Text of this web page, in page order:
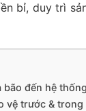
bỉ, duy trì
bão đến hệ
vệ trước & trong